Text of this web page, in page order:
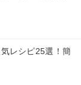
レシピ25選！簡